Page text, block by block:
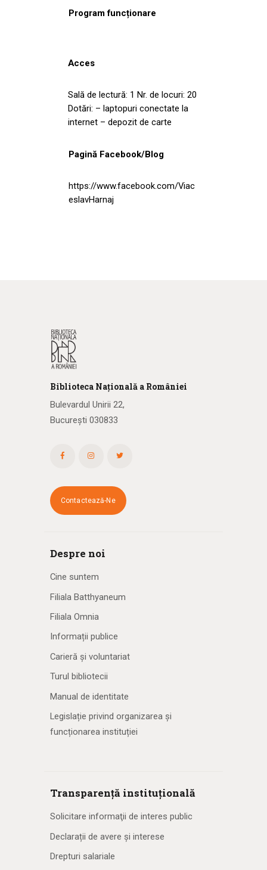
Program funcționare
Acces
Sală de lectură: 1 Nr. de locuri: 20
Dotări: – laptopuri conectate la
internet – depozit de carte
Pagină Facebook/Blog
https://www.facebook.com/Viac
eslavHarnaj
Biblioteca Națională a României
Bulevardul Unirii 22,
București 030833
Contactează-Ne
Despre noi
Cine suntem
Filiala Batthyaneum
Filiala Omnia
Informații publice
Carieră și voluntariat
Turul bibliotecii
Manual de identitate
Legislație privind organizarea și
funcționarea instituției
Transparență instituțională
Solicitare informaţii de interes public
Declarații de avere și interese
Drepturi salariale